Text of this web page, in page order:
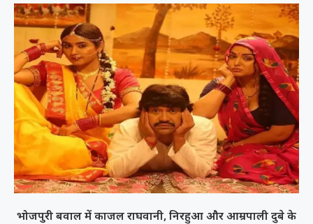
भोजपुरी बवाल में काजल राघवानी, निरहुआ और आम्रपाली दुबे के